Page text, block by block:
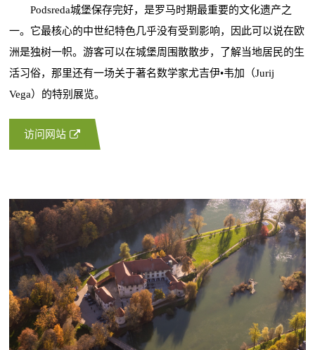
Podsreda城堡保存完好，是罗马时期最重要的文化遗产之
一。它最核心的中世纪特色几乎没有受到影响，因此可以说在欧
洲是独树一帜。游客可以在城堡周围散散步，了解当地居民的生
活习俗，那里还有一场关于著名数学家尤吉伊•韦加（Jurij
Vega）的特别展览。
访问网站